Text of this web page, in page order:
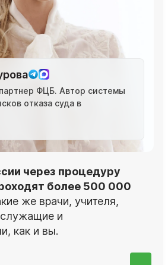
ФЦБ. Автор системы
отказа суда в
через процедуру
более 500 000
же врачи, учителя,
и
как и вы.